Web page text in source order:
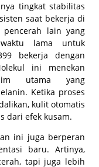
tingkat stabilitas
saat bekerja di
lain yang
lama untuk
bekerja dengan
ini menekan
utama yang
Ketika proses
kulit otomatis
dari efek kusam.
ini juga berperan
baru. Artinya,
tapi juga lebih